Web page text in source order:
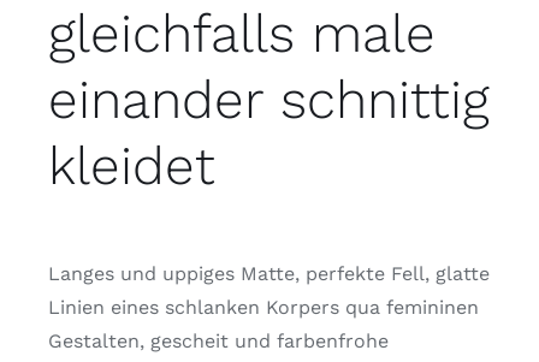
gleichfalls male
einander schnittig
kleidet
Langes und uppiges Matte, perfekte Fell, glatte
Linien eines schlanken Korpers qua femininen
Gestalten, gescheit und farbenfrohe